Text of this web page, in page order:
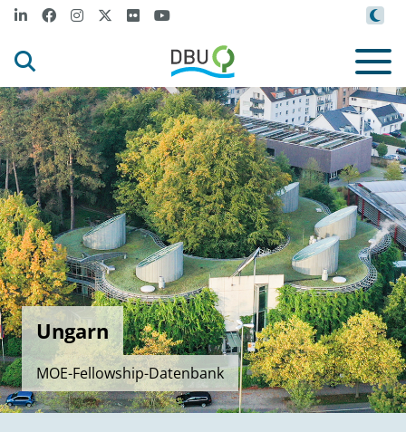
Ungarn
MOE-Fellowship-Datenbank